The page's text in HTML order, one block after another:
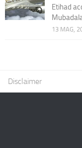
Etihad
13 MAG,
Disclaimer